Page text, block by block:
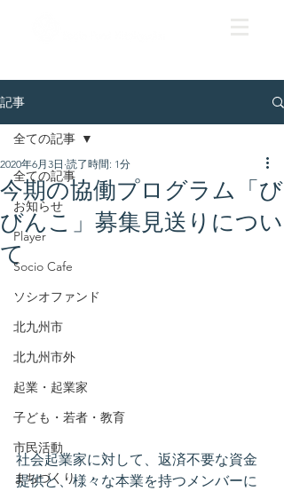
記事
全ての記事
お知らせ
Player
Socio Cafe
ソシオファンド
北九州市
北九州市外
起業・起業家
子ども・若者・教育
市民活動
まちづくり
全ての記事
今期の協働プログラム「び
びんこ」募集見送りについ
て
2020年6月3日 読了時間: 1分
社会起業家に対して、返済不要な資金
提供と、様々な本業を持つメンバーに